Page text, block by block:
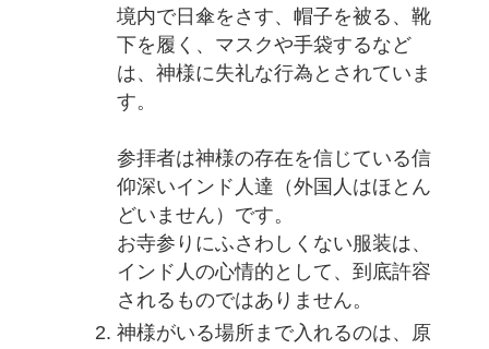
境内で日傘をさす、帽子を被る、靴
下を履く、マスクや手袋するなど
は、神様に失礼な行為とされていま
す。
参拝者は神様の存在を信じている信
仰深いインド人達（外国人はほとん
どいません）です。
お寺参りにふさわしくない服装は、
インド人の心情的として、到底許容
されるものではありません。
神様がいる場所まで入れるのは、原